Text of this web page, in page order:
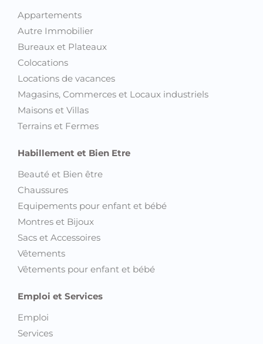
Appartements
Autre Immobilier
Bureaux et Plateaux
Colocations
Locations de vacances
Magasins, Commerces et Locaux industriels
Maisons et Villas
Terrains et Fermes
Habillement et Bien Etre
Beauté et Bien être
Chaussures
Equipements pour enfant et bébé
Montres et Bijoux
Sacs et Accessoires
Vêtements
Vêtements pour enfant et bébé
Emploi et Services
Emploi
Services